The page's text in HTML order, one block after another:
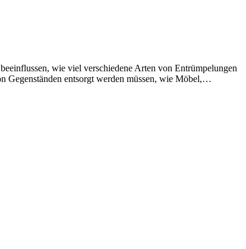
wie viel verschiedene Arten von Entrümpelungen
Gegenständen entsorgt werden müssen, wie Möbel,…